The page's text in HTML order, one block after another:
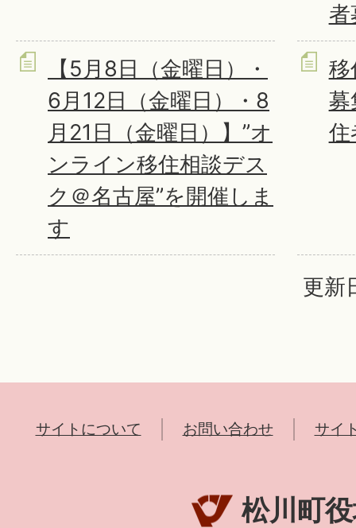
者
【5月8日（金曜日）・
6月12日（金曜日）・8
月21日（金曜日）】”オ
ンライン移住相談デス
ク＠名古屋”を開催しま
す
移
募
住
更新
サイトについて お問い合わせ サイ
松川町